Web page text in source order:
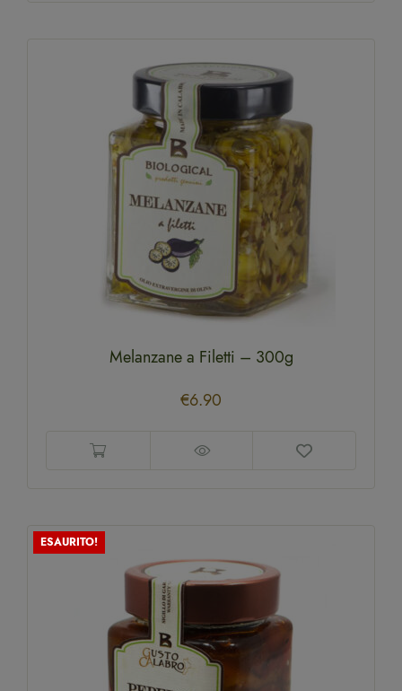
Melanzane a Filetti – 300g
€6.90
ESAURITO!